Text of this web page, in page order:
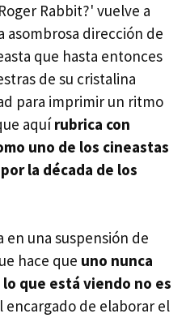
Rabbit?' vuelve a
asombrosa dirección de
que hasta entonces
de su cristalina
para imprimir un ritmo
aquírubrica con
uno de los cineastas
la década de los
una suspensión de
hace que uno nunca
que está viendo no es
encargado de elaborar el